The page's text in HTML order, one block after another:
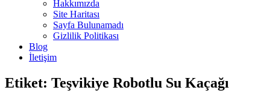
Hakkımızda
Site Haritası
Sayfa Bulunamadı
Gizlilik Politikası
Blog
İletişim
Close
Menu
Etiket: Teşvikiye Robotlu Su Kaçağı